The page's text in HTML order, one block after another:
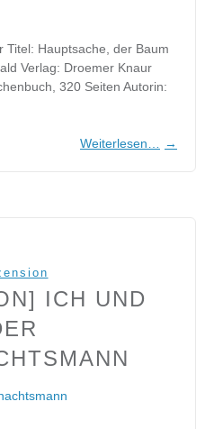
Titel: Hauptsache, der Baum
Verlag: Droemer Knaur
320 Seiten Autorin:
Weiterlesen… →
ICH UND